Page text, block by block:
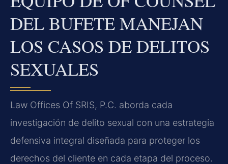
DEL BUFETE MANEJAN
LOS CASOS DE DELITOS
SEXUALES
Law Offices Of SRIS, P.C. aborda cada
investigación de delito sexual con una estrategia
defensiva integral diseñada para proteger los
derechos del cliente en cada etapa del proceso.